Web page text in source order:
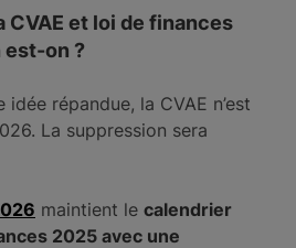
CVAE et loi de finances
est-on ?
répandue, la CVAE n’est
La suppression sera
maintient le calendrier
2025 avec une